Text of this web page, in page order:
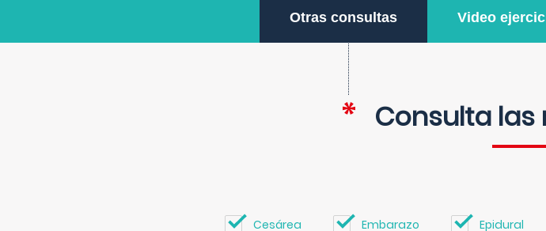
Otras consultas Video
Consulta
Cesárea Embarazo Epidural